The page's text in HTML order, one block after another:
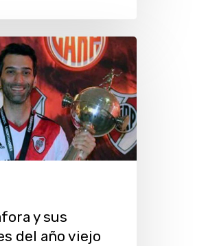
y sus
del año viejo